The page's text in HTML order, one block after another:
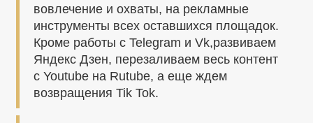
вовлечение и охваты, на рекламные
инструменты всех оставшихся площадок.
Кроме работы с Telegram и Vk,развиваем
Яндекс Дзен, перезаливаем весь контент
с Youtube на Rutube, а еще ждем
возвращения Tik Tok.